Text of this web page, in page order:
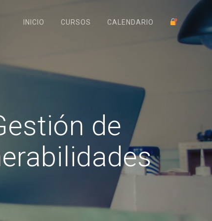
INICIO CURSOS CALENDARIO
de